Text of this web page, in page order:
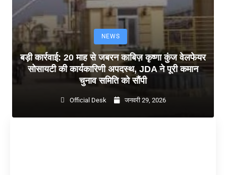
NEWS
बड़ी कार्रवाई: 20 माह से जबरन काबिज़ कृष्णा कुंज वेलफेयर
सोसायटी की कार्यकारिणी अपदस्थ, JDA ने पूरी कमान
चुनाव समिति को सौंपी
Official Desk जनवरी 29, 2026